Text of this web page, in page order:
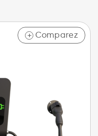
+ Comparez